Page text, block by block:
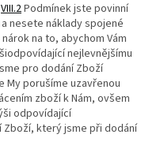
VIII.2Podmínek jste povinní
nesete náklady spojené
na to, abychom Vám
odpovídající nejlevnějšímu
pro dodání Zboží
My porušíme uzavřenou
zboží k Nám, ovšem
odpovídající
Zboží, který jsme při dodání